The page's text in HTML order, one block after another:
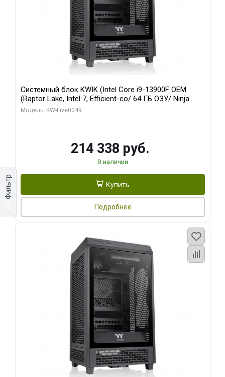
Фильтр
Системный блок KWIK (Intel Core i9-13900F OEM
(Raptor Lake, Intel 7, Efficient-co/ 64 ГБ ОЗУ/ Ninja
Sinotex RTX3070Ti 8GB GDDR6X 256bit 3xDP HDMI / 1
Модель: KW-Live0049
214 338 руб.
В наличии
Купить
Подробнее